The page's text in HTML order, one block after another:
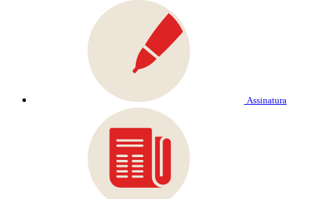
Assinatura